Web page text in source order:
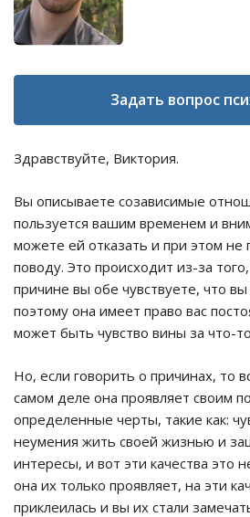
Задать вопрос
Здравствуйте, Виктория.
Вы описываете созависимые
пользуется вашим временем и
можете ей отказать и при этом не
поводу. Это происходит из-за
причине вы обе чувствуете, что
поэтому она имеет право вас
может быть чувство вины за что-
Но, если говорить о причинах, то
самом деле она проявляет своим
определенные черты, такие как:
неумения жить своей жизнью и
интересы, и вот эти качества это
она их только проявляет, на эти
приклеилась и вы их стали